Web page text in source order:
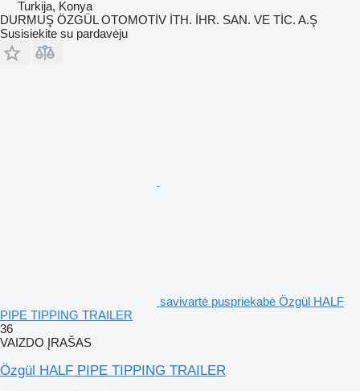
Turkija, Konya
DURMUŞ ÖZGÜL OTOMOTİV İTH. İHR. SAN. VE TİC. A.Ş
Susisiekite su pardavėju
savivartė puspriekabė Özgül HALF
PIPE TIPPING TRAILER
36
VAIZDO ĮRAŠAS
Özgül HALF PIPE TIPPING TRAILER